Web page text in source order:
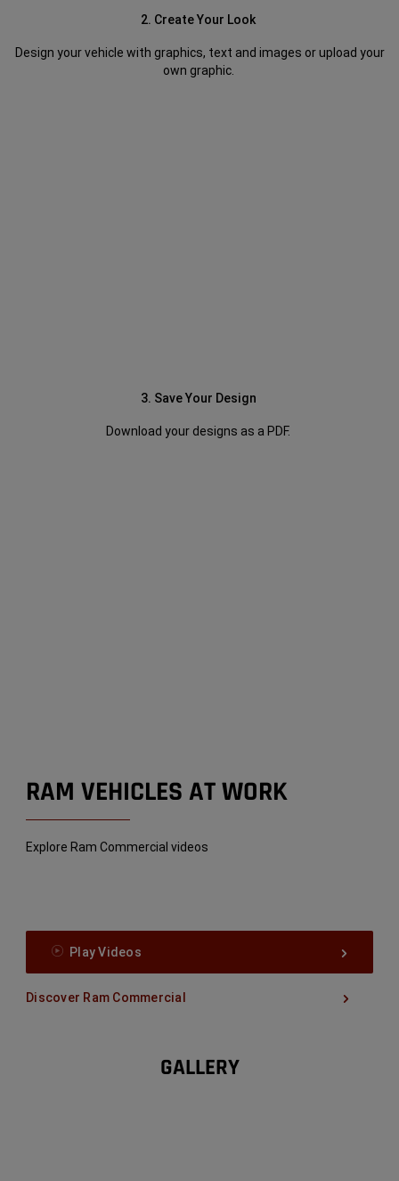
2. Create Your Look
Design your vehicle with graphics, text and images or upload your
own graphic.
3. Save Your Design
Download your designs as a PDF.
RAM VEHICLES AT WORK
Explore Ram Commercial videos
Play Videos
Discover Ram Commercial
GALLERY